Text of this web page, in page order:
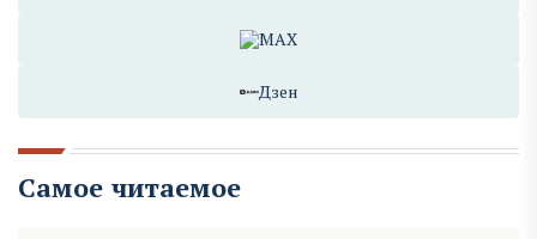
MAX
Дзен
Самое читаемое